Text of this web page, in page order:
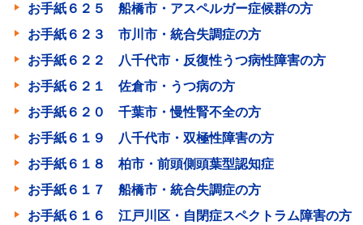
お手紙６２５ 船橋市・アスペルガー症候群の方
お手紙６２３ 市川市・統合失調症の方
お手紙６２２ 八千代市・反復性うつ病性障害の方
お手紙６２１ 佐倉市・うつ病の方
お手紙６２０ 千葉市・慢性腎不全の方
お手紙６１９ 八千代市・双極性障害の方
お手紙６１８ 柏市・前頭側頭葉型認知症
お手紙６１７ 船橋市・統合失調症の方
お手紙６１６ 江戸川区・自閉症スペクトラム障害の方